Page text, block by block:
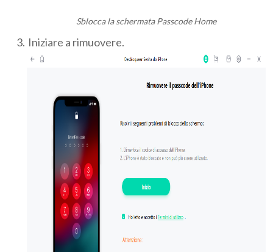
Sblocca la schermata Passcode Home
Iniziare a rimuovere.